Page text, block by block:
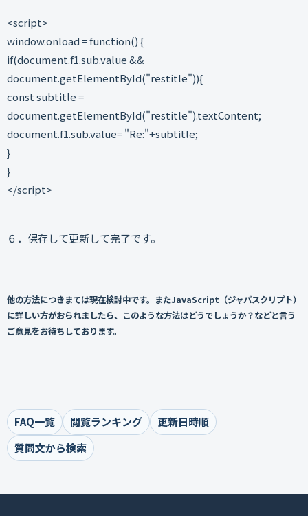
<script>
window.onload = function() {
if(document.f1.sub.value &&
document.getElementById("restitle")){
const subtitle =
document.getElementById("restitle").textContent;
document.f1.sub.value= "Re:"+subtitle;
}
}
</script>
６．保存して更新して完了です。
他の方法につきまては現在検討中です。またJavaScript（ジャバスクリプト）
に詳しい方がおられましたら、このような方法はどうでしょうか？などと言う
ご意見をお待ちしております。
FAQ一覧 閲覧ランキング
更新日時順
質問文から検索